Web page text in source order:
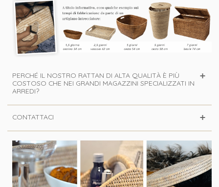
PERCHÉ IL NOSTRO RATTAN DI ALTA QUALITÀ È PIÙ
COSTOSO CHE NEI GRANDI MAGAZZINI SPECIALIZZATI IN
ARREDI?
CONTATTACI